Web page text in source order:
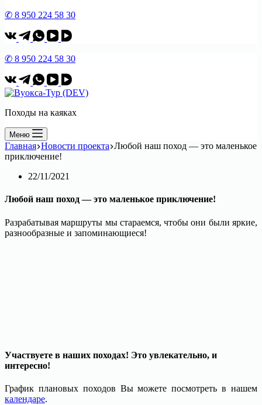
✆ 8 950 224 58 30
✆ 8 950 224 58 30
Походы на каяках
Меню
Главная Новости проекта Любой наш поход — это маленькое
приключение!
22/11/2021
Любой наш поход — это маленькое приключение!
Разрабатывая маршруты мы стараемся, чтобы они были яркие,
разнообразные и запоминающиеся!
Участвуете в наших походах! Это увлекательно, и
интересно!
График плановых походов Вы можете посмотреть в нашем
календаре.